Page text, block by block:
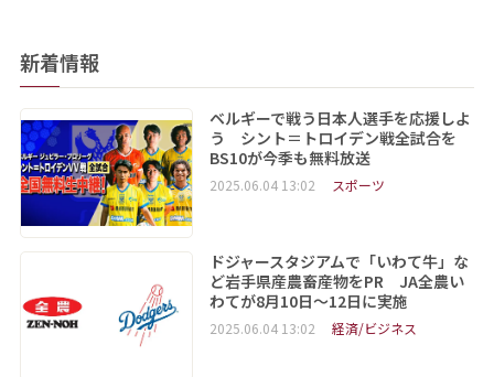
新着情報
ベルギーで戦う日本人選手を応援しよ
う シント＝トロイデン戦全試合を
BS10が今季も無料放送
2025.06.04 13:02 スポーツ
ドジャースタジアムで「いわて牛」な
ど岩手県産農畜産物をPR JA全農い
わてが8月10日～12日に実施
2025.06.04 13:02 経済/ビジネス